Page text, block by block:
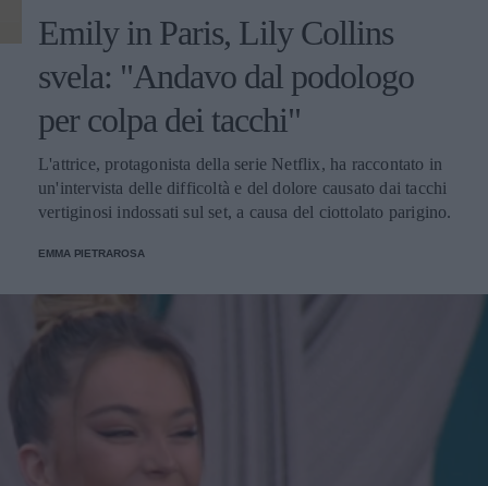
Emily in Paris, Lily Collins
svela: "Andavo dal podologo
per colpa dei tacchi"
L'attrice, protagonista della serie Netflix, ha raccontato in
un'intervista delle difficoltà e del dolore causato dai tacchi
vertiginosi indossati sul set, a causa del ciottolato parigino.
EMMA PIETRAROSA